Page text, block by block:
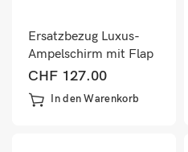
Ersatzbezug Luxus-
Ampelschirm mit Flap
Sonnenschirmbezug
3x4m bordeaux
CHF 127.00
In den Warenkorb